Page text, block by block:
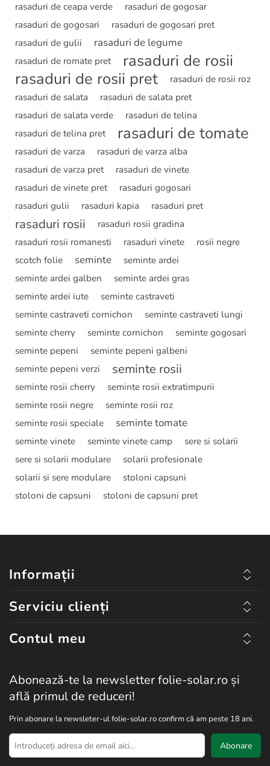
rasaduri de ceapa verde
rasaduri de gogosar
rasaduri de gogosari
rasaduri de gogosari pret
rasaduri de gulii
rasaduri de legume
rasaduri de romate pret
rasaduri de rosii
rasaduri de rosii pret
rasaduri de rosii roz
rasaduri de salata
rasaduri de salata pret
rasaduri de salata verde
rasaduri de telina
rasaduri de telina pret
rasaduri de tomate
rasaduri de varza
rasaduri de varza alba
rasaduri de varza pret
rasaduri de vinete
rasaduri de vinete pret
rasaduri gogosari
rasaduri gulii
rasaduri kapia rasaduri pret
rasaduri rosii
rasaduri rosii gradina
rasaduri rosii romanesti
rasaduri vinete
rosii negre
scotch folie
seminte
seminte ardei
seminte ardei galben
seminte ardei gras
seminte ardei iute
seminte castraveti
seminte castraveti cornichon
seminte castraveti lungi
seminte cherry
seminte cornichon
seminte gogosari
seminte pepeni
seminte pepeni galbeni
seminte pepeni verzi
seminte rosii
seminte rosii cherry
seminte rosii extratimpurii
seminte rosii negre
seminte rosii roz
seminte rosii speciale
seminte tomate
seminte vinete seminte vinete camp
sere si solarii
sere si solarii modulare
solarii profesionale
solarii si sere modulare
stoloni capsuni
stoloni de capsuni
stoloni de capsuni pret
Informații
Serviciu clienți
Contul meu
Abonează-te la newsletter folie-solar.ro și
află primul de reduceri!
Prin abonare la newsleter-ul folie-solar.ro confirm că am peste 18 ani.
Abonare